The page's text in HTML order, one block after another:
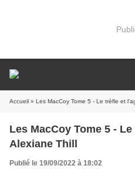
Accueil » Les MacCoy Tome 5 - Le trèfle et
Les MacCoy Tome 5 -
Alexiane Thill
Publié le 19/09/2022 à 18:02